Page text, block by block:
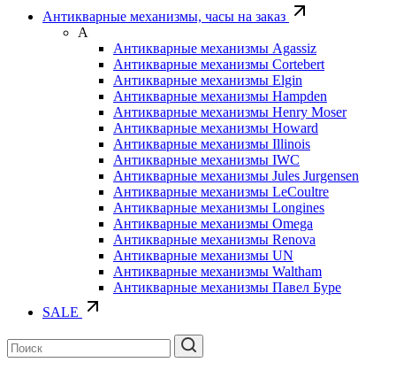
Антикварные механизмы, часы на заказ
А
Антикварные механизмы Agassiz
Антикварные механизмы Cortebert
Антикварные механизмы Elgin
Антикварные механизмы Hampden
Антикварные механизмы Henry Moser
Антикварные механизмы Howard
Антикварные механизмы Illinois
Антикварные механизмы IWC
Антикварные механизмы Jules Jurgensen
Антикварные механизмы LeCoultre
Антикварные механизмы Longines
Антикварные механизмы Omega
Антикварные механизмы Renova
Антикварные механизмы UN
Антикварные механизмы Waltham
Антикварные механизмы Павел Буре
SALE